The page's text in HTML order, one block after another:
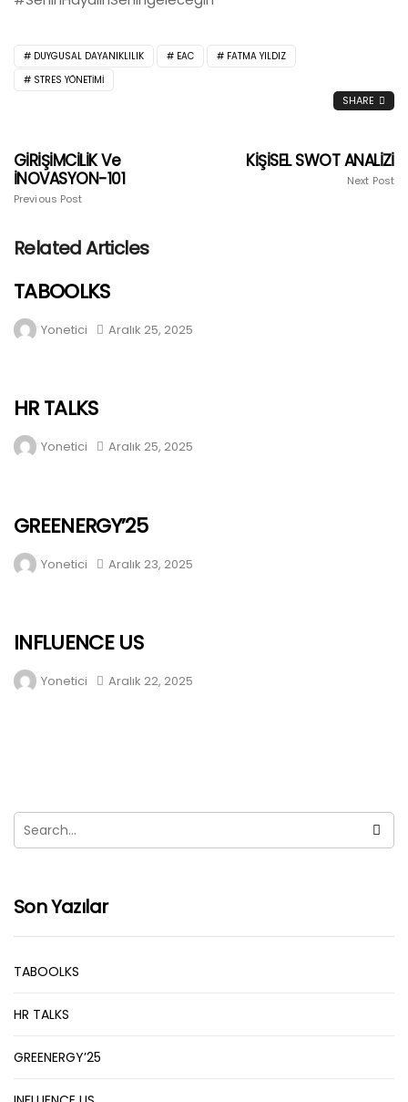
DUYGUSAL DAYANIKLILIK EAC
FATMA YILDIZ
STRES YÖNETIMI
SHARE
GİRİŞİMCİLİK Ve
İNOVASYON-101
Previous Post
KİŞİSEL SWOT ANALİZİ
Next Post
Related Articles
TABOOLKS
Yonetici Aralık 25, 2025
HR TALKS
Yonetici Aralık 25, 2025
GREENERGY’25
Yonetici Aralık 23, 2025
INFLUENCE US
Yonetici Aralık 22, 2025
Son Yazılar
TABOOLKS
HR TALKS
GREENERGY’25